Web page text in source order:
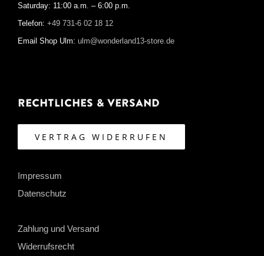
Saturday: 11:00 a.m. – 6:00 p.m.
Telefon: +49 731-6 02 18 12
Email Shop Ulm: ulm@wonderland13-store.de
Rechtliches & Versand
VERTRAG WIDERRUFEN
Impressum
Datenschutz
Zahlung und Versand
Widerrufsrecht